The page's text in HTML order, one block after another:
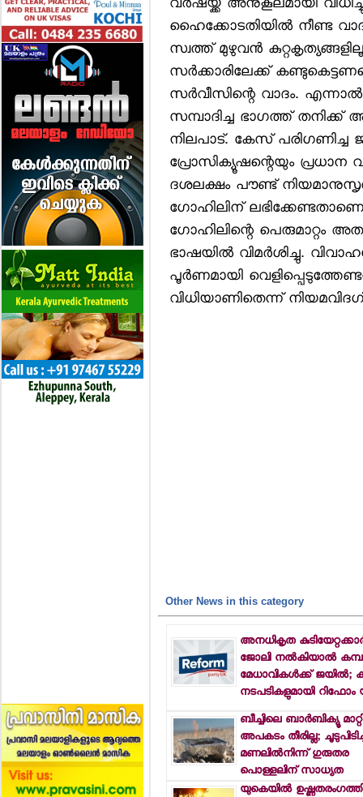
വര്‍ഷയ്ക്ക് അനുകൂലമായി
ഹൈക്കോടതിയില്‍ നീണ്ട
സ്വത്ത് മുഴുവന്‍
സര്‍ക്കാരിലേക്ക്
സര്‍വീസിന്റെ വാദം.
സമ്പാദിച്ച ഭാഗത്ത്
നിലപാട്. കേസ് പരിഗണിച്ച
പ്രോസിക്യൂഷന്റെയും പ്രധാന
ദശലക്ഷം പൗണ്ട്
ഗോഹിലിന്
ഗോഹിലിന്റെ പെരുമാറ്റം
ഭാഷയില്‍ വിമര്‍ശിച്ചു.
പൂര്‍ണമായി
വിധിയാണിതെന്ന്
Other News in this category
അനധികൃത
ജോലി നല്‍കിയാല്‍
മേധാവികള്‍ക്ക് ജയില്‍;
നടപടികളുമായി
ബീച്ചിലെ ബാര്‍ബിക്യൂ
അപകടം തീരില്ല;
മണലില്‍നിന്ന് ഗുരുതര
പൊള്ളലിന് സാധ്യത
യുകെയില്‍